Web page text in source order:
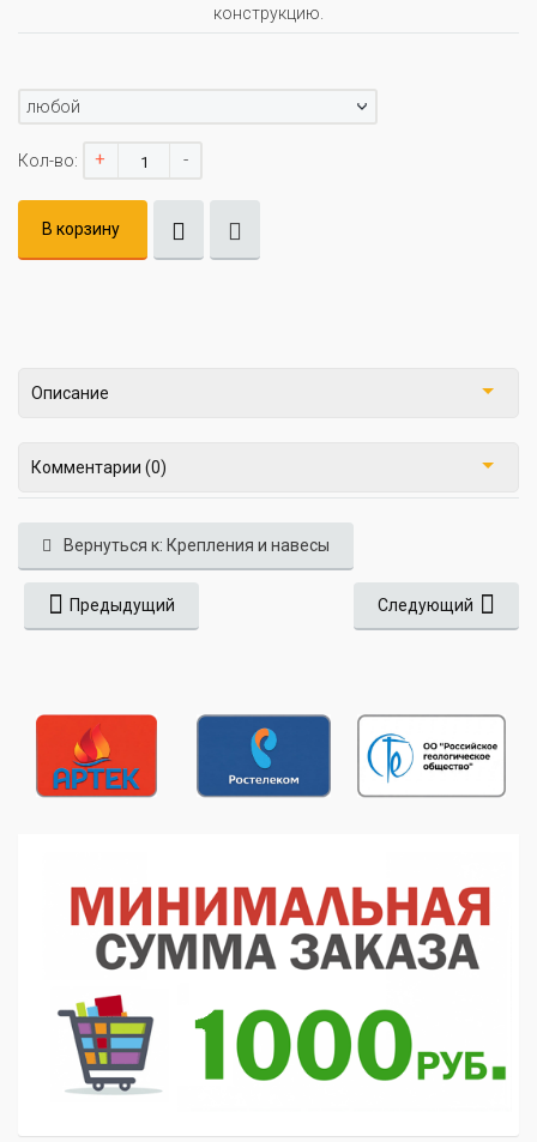
конструкцию.
любой
Кол-во: + -
В корзину
Описание
Комментарии (0)
Вернуться к: Крепления и навесы
Предыдущий Следующий